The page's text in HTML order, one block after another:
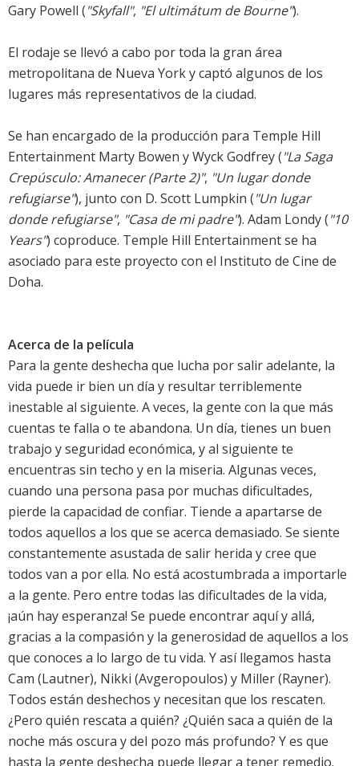
Gary Powell ("Skyfall", "El ultimátum de Bourne").
El rodaje se llevó a cabo por toda la gran área
metropolitana de Nueva York y captó algunos de los
lugares más representativos de la ciudad.
Se han encargado de la producción para Temple Hill
Entertainment Marty Bowen y Wyck Godfrey ("La Saga
Crepúsculo: Amanecer (Parte 2)", "Un lugar donde
refugiarse"), junto con D. Scott Lumpkin ("Un lugar
donde refugiarse", "Casa de mi padre"). Adam Londy ("10
Years") coproduce. Temple Hill Entertainment se ha
asociado para este proyecto con el Instituto de Cine de
Doha.
Acerca de la película
Para la gente deshecha que lucha por salir adelante, la
vida puede ir bien un día y resultar terriblemente
inestable al siguiente. A veces, la gente con la que más
cuentas te falla o te abandona. Un día, tienes un buen
trabajo y seguridad económica, y al siguiente te
encuentras sin techo y en la miseria. Algunas veces,
cuando una persona pasa por muchas dificultades,
pierde la capacidad de confiar. Tiende a apartarse de
todos aquellos a los que se acerca demasiado. Se siente
constantemente asustada de salir herida y cree que
todos van a por ella. No está acostumbrada a importarle
a la gente. Pero entre todas las dificultades de la vida,
¡aún hay esperanza! Se puede encontrar aquí y allá,
gracias a la compasión y la generosidad de aquellos a los
que conoces a lo largo de tu vida. Y así llegamos hasta
Cam (Lautner), Nikki (Avgeropoulos) y Miller (Rayner).
Todos están deshechos y necesitan que los rescaten.
¿Pero quién rescata a quién? ¿Quién saca a quién de la
noche más oscura y del pozo más profundo? Y es que
hasta la gente deshecha puede llegar a tener remedio.